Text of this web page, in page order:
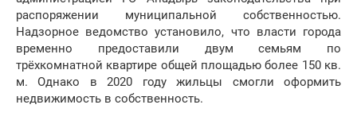
распоряжении муниципальной собственностью.
Надзорное ведомство установило, что власти города
временно предоставили двум семьям по
трёхкомнатной квартире общей площадью более 150 кв.
м. Однако в 2020 году жильцы смогли оформить
недвижимость в собственность.